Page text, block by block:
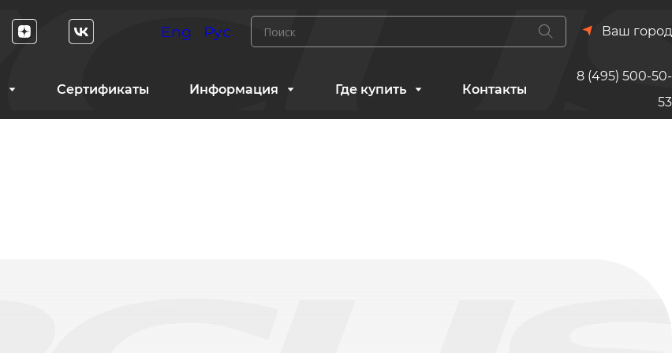
Eng Рус Ваш город
Сертификаты Информация Где купить Контакты
8 (495) 500-50-
53